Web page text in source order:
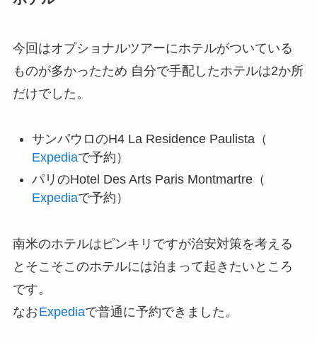
今回はオプショナルツアーにホテルがついている
ものが多かったため 自分で手配したホテルは2か所
だけでした。
サンパウロのH4 La Residence Paulista（
Expediaで予約）
パリのHotel Des Arts Paris Montmartre（
Expediaで予約）
南米のホテルはピンキリですが治安対策を考える
とそこそこのホテルには泊まって起きたいところ
です。
なおExpediaで普通に予約できました。